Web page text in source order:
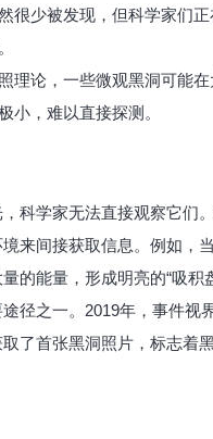
很少被发现，但科学家们
照理论，一些微观黑洞可能
小，难以直接探测。
科学家无法直接观察它们
来间接获取信息。例如，
的能量，形成明亮的“吸积
径之一。2019年，事件视
取了首张黑洞照片，标志着